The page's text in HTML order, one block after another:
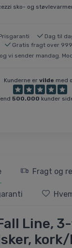
sko- og
Dag til
Gratis fragt over
vi sender mandag.
Kunderne er vilde med
500.000 kunder
Fragt og
Line,